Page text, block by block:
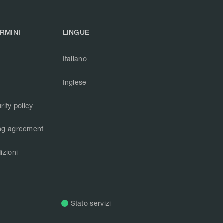
policy
agreement
LINGUE
Italiano
Inglese
Stato servizi